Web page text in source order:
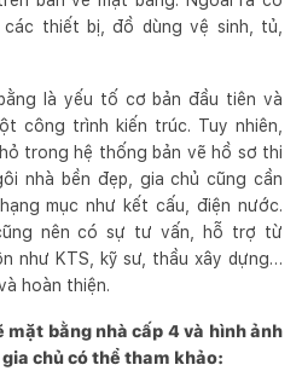
thiết bị, đồ dùng vệ sinh, tủ,
là yếu tố cơ bản đầu tiên và
công trình kiến trúc. Tuy nhiên,
trong hệ thống bản vẽ hồ sơ thi
nhà bền đẹp, gia chủ cũng cần
mục như kết cấu, điện nước.
nên có sự tư vấn, hỗ trợ từ
như KTS, kỹ sư, thầu xây dựng…
hoàn thiện.
mặt bằng nhà cấp 4 và hình ảnh
chủ có thể tham khảo: